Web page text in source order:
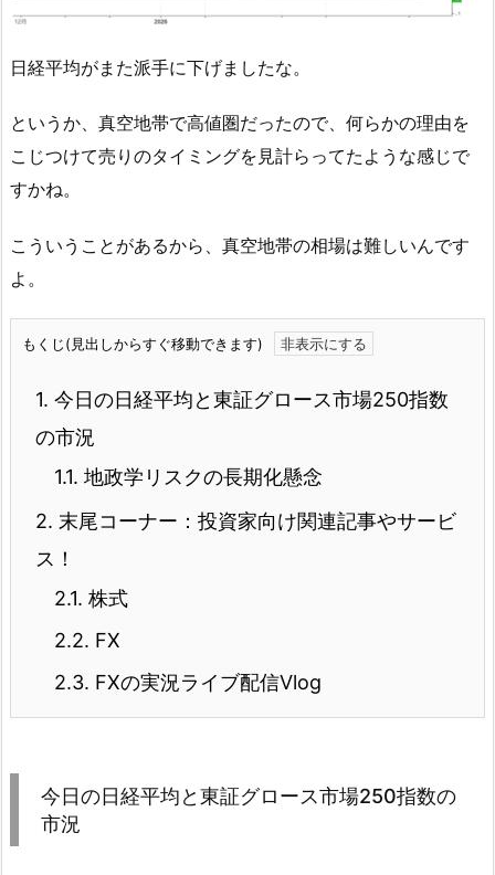
日経平均がまた派手に下げましたな。
というか、真空地帯で高値圏だったので、何らかの理由を
こじつけて売りのタイミングを見計らってたような感じで
すかね。
こういうことがあるから、真空地帯の相場は難しいんです
よ。
もくじ(見出しからすぐ移動できます)
1. 今日の日経平均と東証グロース市場250指数
の市況
1.1. 地政学リスクの長期化懸念
2. 末尾コーナー：投資家向け関連記事やサービ
ス！
2.1. 株式
2.2. FX
2.3. FXの実況ライブ配信Vlog
今日の日経平均と東証グロース市場250指数の
市況